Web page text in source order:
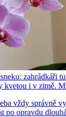
zahrádkáři
kvetou i v zimě.
vždy správně
po opravdu